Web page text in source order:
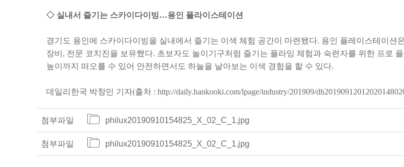
◇ 실내서 즐기는 스카이다이빙…용인 플라이스테이션
경기도 용인에 스카이다이빙을 실내에서 즐기는 이색 체험 공간이 마련됐다. 용인 플레이스테이
장비, 전문 코치진을 보유했다. 초보자도 놀이기구처럼 즐기는 플라잉 체험과 숙련자를 위한 프로
높이까지 떠오를 수 있어 안전하면서도 하늘을 날아보는 이색 경험을 할 수 있다.
데일리한국 박창민 기자(출처 : http://daily.hankooki.com/lpage/industry/201909/
첨부파일 philux20190910154825_X_02_C_1.jpg
첨부파일 philux20190910154825_X_02_C_1.jpg